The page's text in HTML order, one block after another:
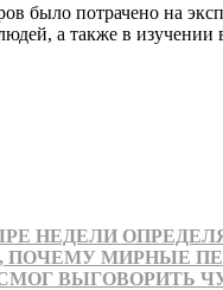
было потрачено на
а также в изучении
НЕДЕЛИ
ПОЧЕМУ МИРНЫЕ